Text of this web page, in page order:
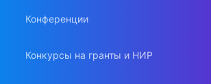
Конференции
Конкурсы на гранты и НИР